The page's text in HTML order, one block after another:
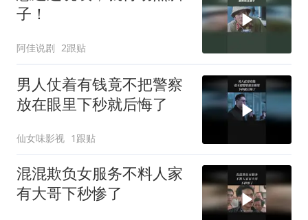
子！
阿佳说剧 2跟贴
男人仗着有钱竟不把警察
放在眼里下秒就后悔了
仙女味影视 1跟贴
混混欺负女服务不料人家
有大哥下秒惨了